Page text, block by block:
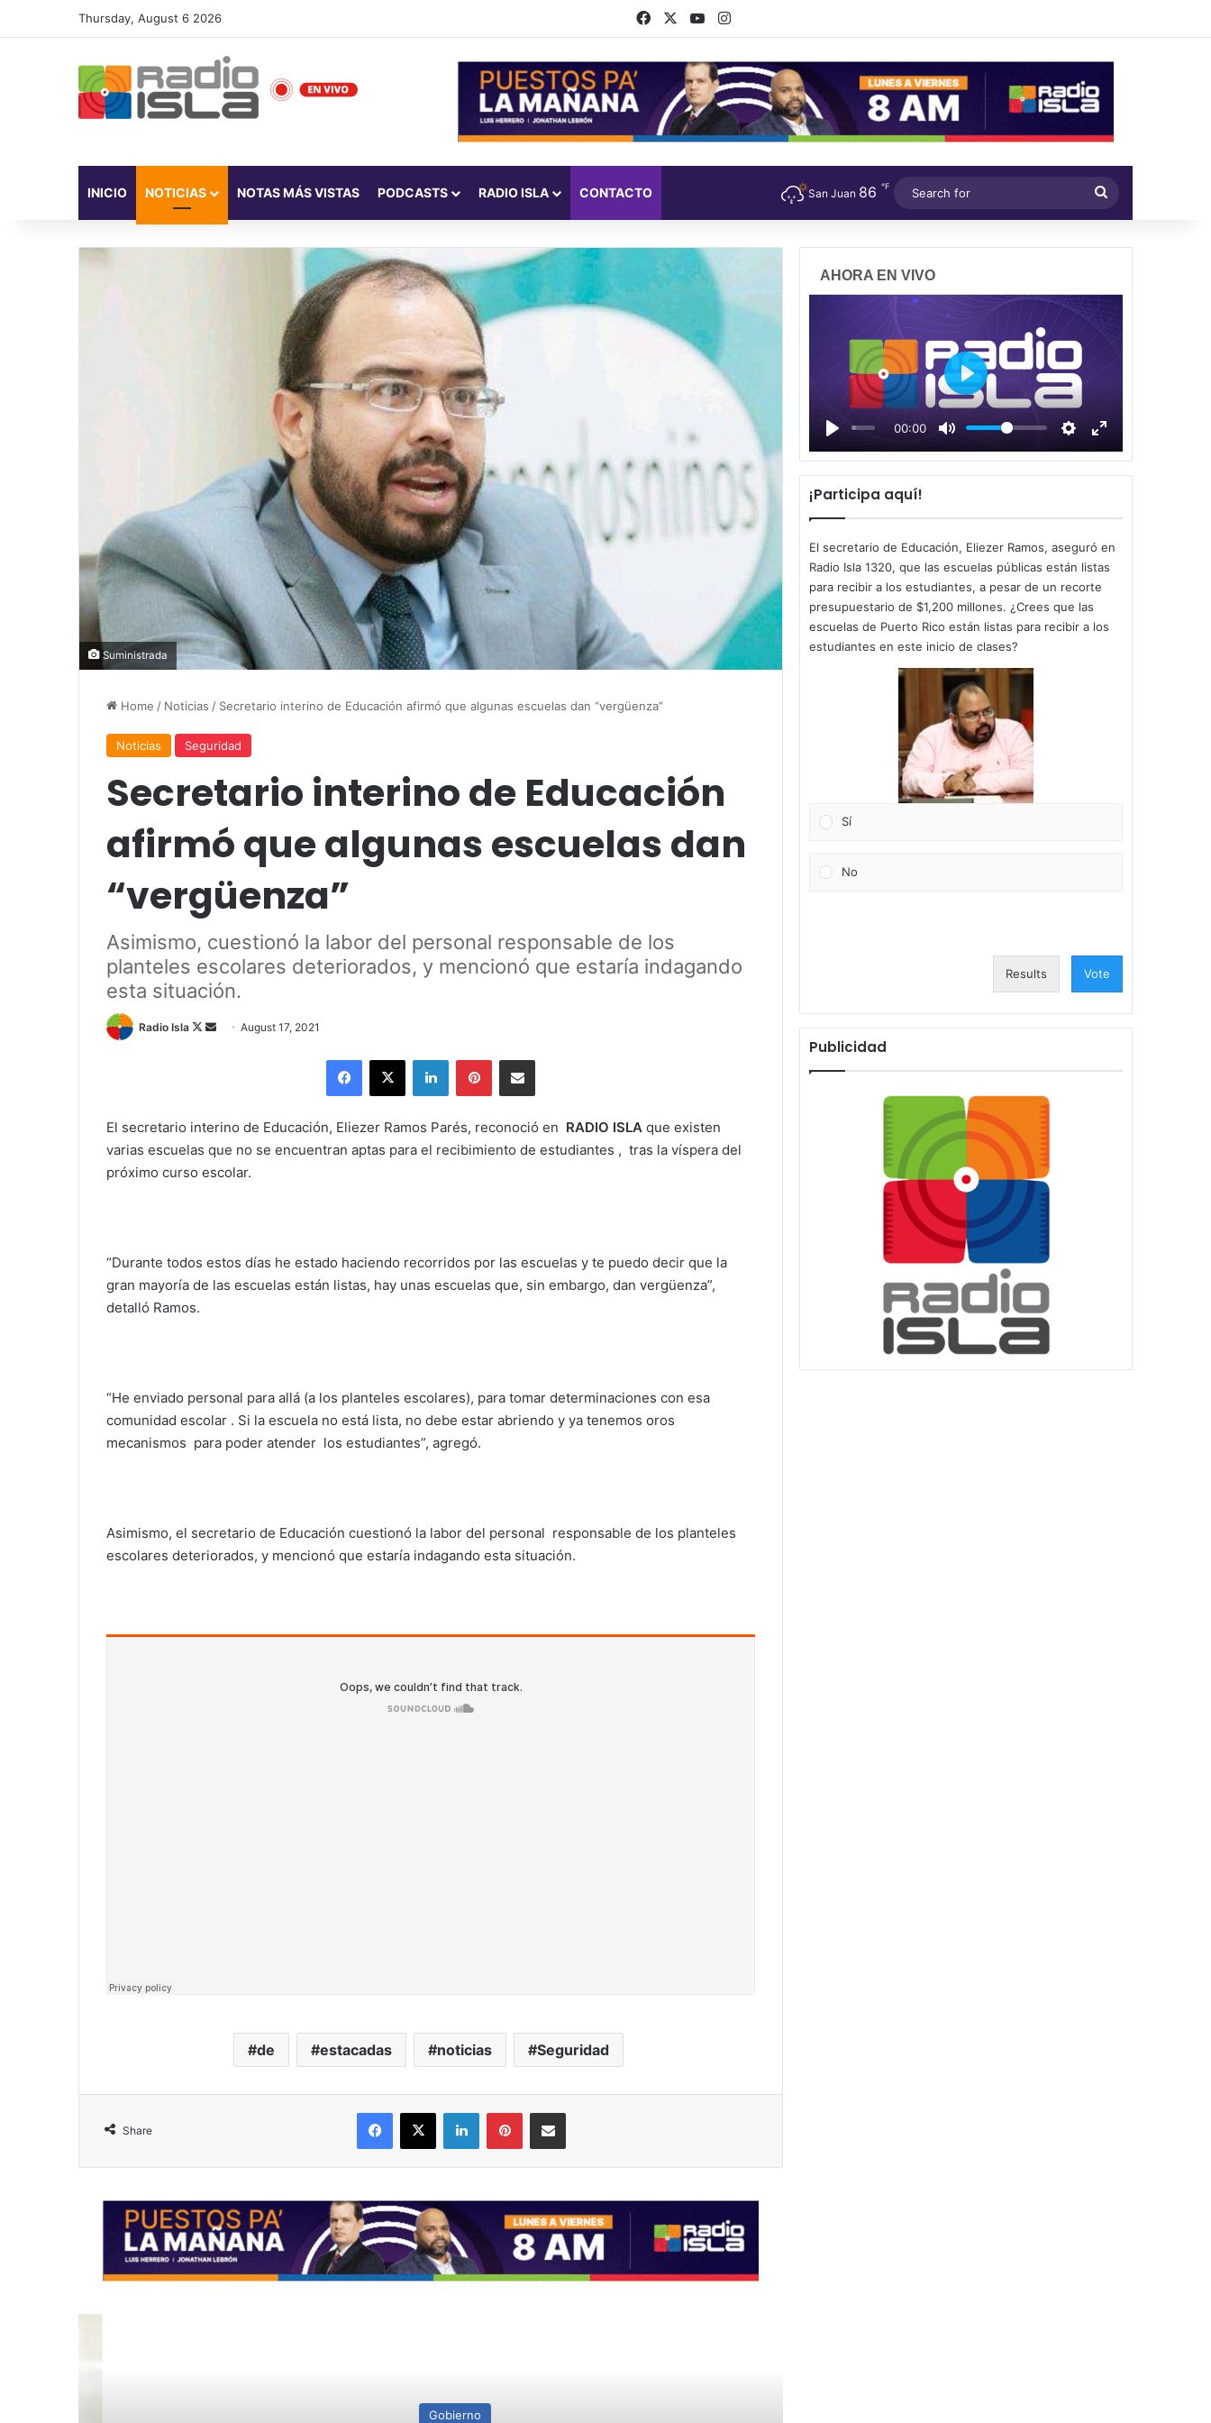
Thursday, August 6 2026 FacebookYouTubeInstagram
INICIO NOTICIAS NOTAS MÁS VISTAS PODCASTS RADIO ISLA CONTACTO San Juan 86 ℉
for
Suministrada
Home / Noticias / Secretario interino de Educación afirmó que algunas escuelas dan “vergüenza”
Noticias Seguridad
Secretario interino de Educación
afirmó que algunas escuelas dan
“vergüenza”
Asimismo, cuestionó la labor del personal responsable de los
planteles escolares deteriorados, y mencionó que estaría indagando
esta situación.
Radio Isla
Follow
SendAugust 17, 2021
Facebook
X LinkedInPinterestShare via Email
El secretario interino de Educación, Eliezer Ramos Parés, reconoció en RADIO ISLA que existen
varias escuelas que no se encuentran aptas para el recibimiento de estudiantes , tras la víspera del
próximo curso escolar.
“Durante todos estos días he estado haciendo recorridos por las escuelas y te puedo decir que la
gran mayoría de las escuelas están listas, hay unas escuelas que, sin embargo, dan vergüenza”,
detalló Ramos.
“He enviado personal para allá (a los planteles escolares), para tomar determinaciones con esa
comunidad escolar . Si la escuela no está lista, no debe estar abriendo y ya tenemos oros
mecanismos para poder atender los estudiantes”, agregó.
Asimismo, el secretario de Educación cuestionó la labor del personal responsable de los planteles
escolares deteriorados, y mencionó que estaría indagando esta situación.
de estacadas noticias Seguridad
Share
Facebook
X LinkedInPinterestShare via Email
Gobierno
AHORA EN VIVO
00:00
P
l
a
y
¡Participa aquí!
El secretario de Educación, Eliezer Ramos, aseguró en
Radio Isla 1320, que las escuelas públicas están listas
para recibir a los estudiantes, a pesar de un recorte
presupuestario de $1,200 millones. ¿Crees que las
escuelas de Puerto Rico están listas para recibir a los
estudiantes en este inicio de clases?
Sí
No
Results Vote
Publicidad